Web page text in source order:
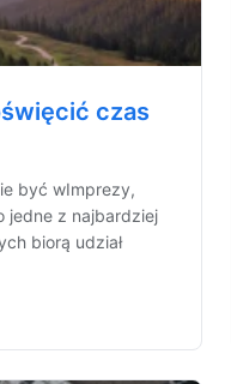
czas
być wImprezy,
jedne z najbardziej
biorą udział